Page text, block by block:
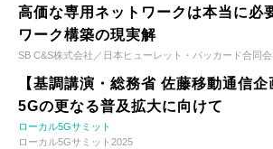
高価な専用ネットワークは本当に必
ワーク構築の現実解
SB C&S株式会社／日本ヒューレット・パッカード合同会
【基調講演・総務省 佐藤移動通信
5Gの更なる普及拡大に向けて
ローカル5Gサミット
ローカル5Gサミット2025